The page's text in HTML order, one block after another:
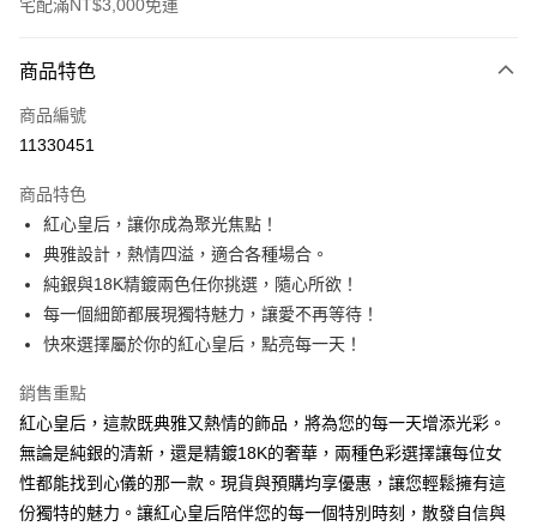
宅配滿NT$3,000免運
信用卡一次付款
LINE Pay
街口支付
悠遊付
ATM付款
黑貓宅急便
每筆NT$100，滿NT$3,000(含以上)免運費
商品特色
商品編號
11330451
商品特色
紅心皇后，讓你成為聚光焦點！
典雅設計，熱情四溢，適合各種場合。
純銀與18K精鍍兩色任你挑選，隨心所欲！
每一個細節都展現獨特魅力，讓愛不再等待！
快來選擇屬於你的紅心皇后，點亮每一天！
銷售重點
紅心皇后，這款既典雅又熱情的飾品，將為您的每一天增添光彩。
無論是純銀的清新，還是精鍍18K的奢華，兩種色彩選擇讓每位女
性都能找到心儀的那一款。現貨與預購均享優惠，讓您輕鬆擁有這
份獨特的魅力。讓紅心皇后陪伴您的每一個特別時刻，散發自信與